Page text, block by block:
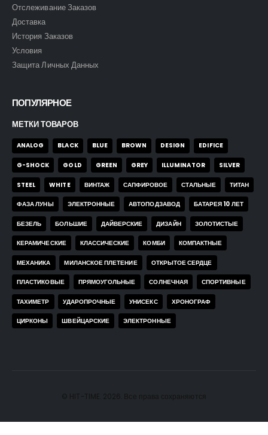
Отслеживание Заказов
Доставка
История Заказов
Условия
Защита Личных Данных
ПОПУЛЯРНОЕ
МЕТКИ ТОВАРОВ
ANALOG BLACK BLUE BROWN DESIGN EDIFICE
G-SHOCK GOLD GREEN GREY ILLUMINATOR SILVER
STEEL WHITE ВИНТАЖ САПФИРОВОЕ СТАЛЬНЫЕ ТИТАН
ФАЗА ЛУНЫ ЭЛЕКТРОННЫЕ АВТОПОДЗАВОД БАТАРЕЯ 10 ЛЕТ
БЕЗЕЛЬ БОЛЬШИЕ ДАЙВЕРСКИЕ ДИЗАЙН ЗОЛОТИСТЫЕ
КЕРАМИЧЕСКИЕ КЛАССИЧЕСКИЕ КОМБИ КОМПАКТНЫЕ
МЕХАНИКА МИЛАНСКОЕ ПЛЕТЕНИЕ ОТКРЫТОЕ СЕРДЦЕ
ПЛАСТИКОВЫЕ ПРЯМОУГОЛЬНЫЕ СОЛНЕЧНАЯ СПОРТИВНЫЕ
ТАХИМЕТР УДАРОПРОЧНЫЕ УНИСЕКС ХРОНОГРАФ
ЦИРКОНЫ ШВЕЙЦАРСКИЕ ЭЛЕКТРОННЫЕ
© HIT-TIME. 2026. Все права сохраняются